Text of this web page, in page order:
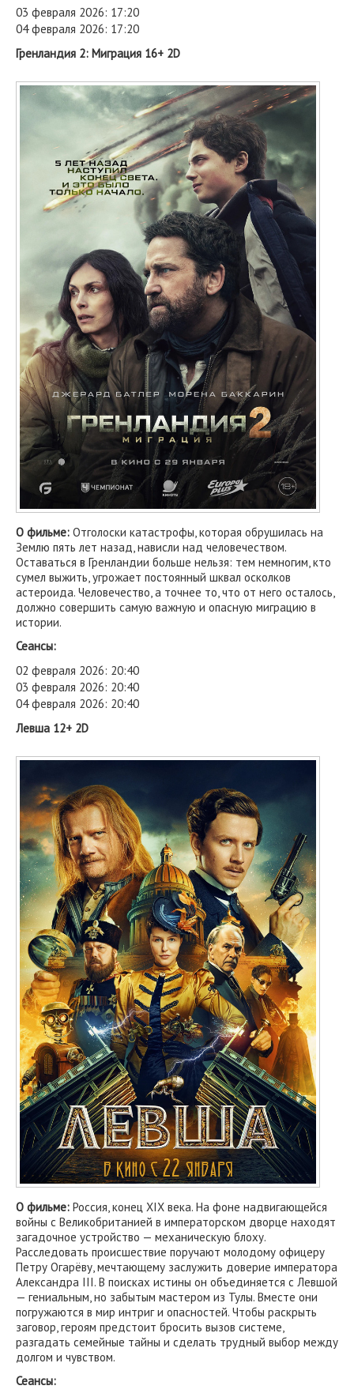
03 февраля 2026: 17:20
04 февраля 2026: 17:20
Гренландия 2: Миграция 16+ 2D
О фильме: Отголоски катастрофы, которая обрушилась на
Землю пять лет назад, нависли над человечеством.
Оставаться в Гренландии больше нельзя: тем немногим, кто
сумел выжить, угрожает постоянный шквал осколков
астероида. Человечество, а точнее то, что от него осталось,
должно совершить самую важную и опасную миграцию в
истории.
Сеансы:
02 февраля 2026: 20:40
03 февраля 2026: 20:40
04 февраля 2026: 20:40
Левша 12+ 2D
О фильме: Россия, конец XIX века. На фоне надвигающейся
войны с Великобританией в императорском дворце находят
загадочное устройство — механическую блоху.
Расследовать происшествие поручают молодому офицеру
Петру Огарёву, мечтающему заслужить доверие императора
Александра III. В поисках истины он объединяется с Левшой
— гениальным, но забытым мастером из Тулы. Вместе они
погружаются в мир интриг и опасностей. Чтобы раскрыть
заговор, героям предстоит бросить вызов системе,
разгадать семейные тайны и сделать трудный выбор между
долгом и чувством.
Сеансы: